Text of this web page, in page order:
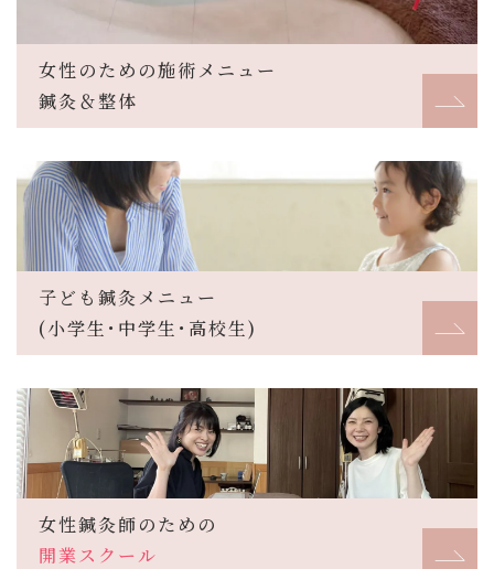
女性のための施術メニュー
鍼灸＆整体
子ども鍼灸メニュー
(小学生･中学生･高校生)
女性鍼灸師のための
開業スクール